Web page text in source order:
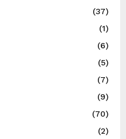
(37)
(1)
(6)
(5)
(7)
(9)
(70)
(2)